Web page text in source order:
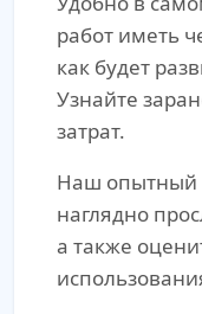
работ иметь
как будет
Узнайте
затрат.
Наш опытный
наглядно
а также